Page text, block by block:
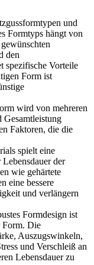
und
Formtyps hängt von
den
spezifische Vorteile
Form ist
wird von mehreren
Gesamtleistung
Faktoren, die die
spielt eine
der
wie gehärtete
eine bessere
und verlängern
Formdesign ist
Form. Die
Auszugswinkeln,
und Verschleiß an
Lebensdauer zu